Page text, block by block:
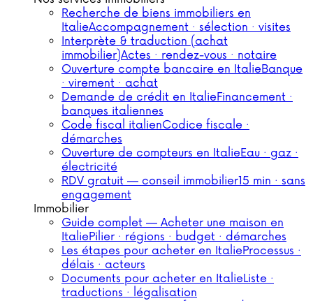
Recherche de biens immobiliers en
ItalieAccompagnement · sélection · visites
Interprète & traduction (achat
immobilier)Actes · rendez-vous · notaire
Ouverture compte bancaire en ItalieBanque
· virement · achat
Demande de crédit en ItalieFinancement ·
banques italiennes
Code fiscal italienCodice fiscale ·
démarches
Ouverture de compteurs en ItalieEau · gaz ·
électricité
RDV gratuit — conseil immobilier15 min · sans
engagement
Immobilier
Guide complet — Acheter une maison en
ItaliePilier · régions · budget · démarches
Les étapes pour acheter en ItalieProcessus ·
délais · acteurs
Documents pour acheter en ItalieListe ·
traductions · légalisation